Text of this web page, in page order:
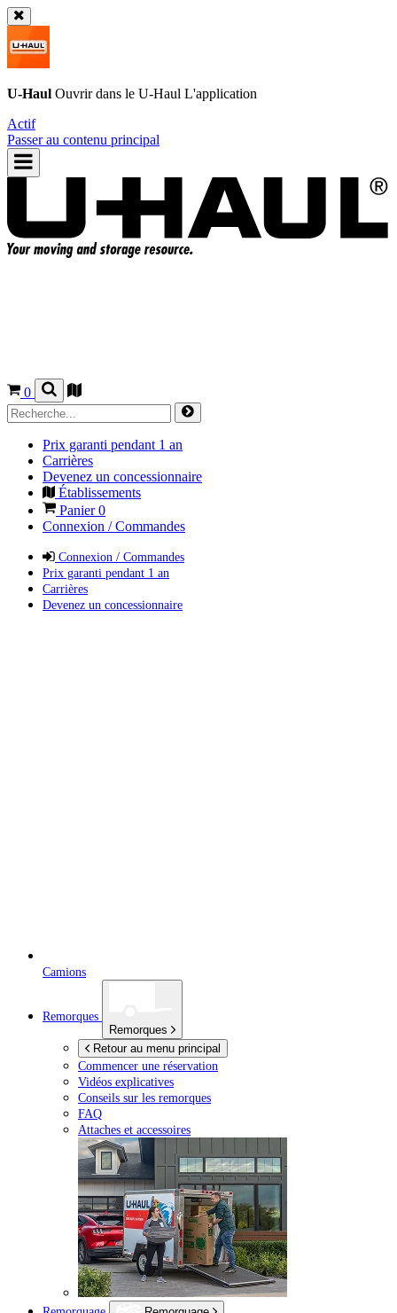
U-Haul Ouvrir dans le U-Haul L'application
Actif
Passer au contenu principal
0
Prix garanti pendant 1 an
Carrières
Devenez un concessionnaire
Établissements
Panier0
Connexion / Commandes
Connexion / Commandes
Prix garanti pendant 1 an
Carrières
Devenez un concessionnaire
Camions
Remorques
Remorques
Retour au menu principal
Commencer une réservation
Vidéos explicatives
Conseils sur les remorques
FAQ
Attaches et accessoires